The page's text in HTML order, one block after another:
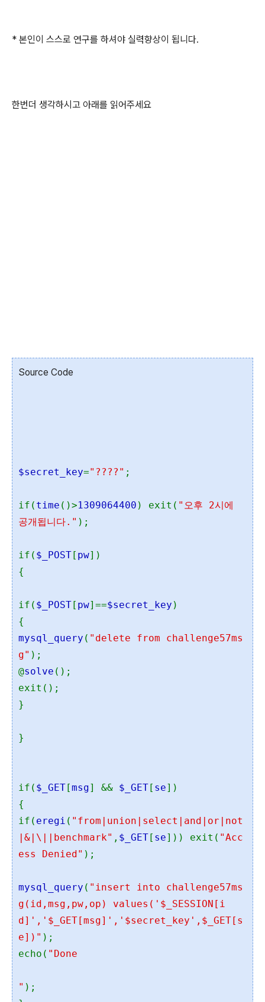
* 본인이 스스로 연구를 하셔야 실력향상이 됩니다.
한번더 생각하시고 아래를 읽어주세요
Source Code
$secret_key="????" ;
if( time ()>1309064400 ) exit( "오후 2시에
공개됩니다." );
if( $_POST[ pw])
{
if( $_POST[ pw]==$secret_key )
{
mysql_query ( "delete from challenge57ms
g" );
@solve ();
exit();
}
}
if( $_GET[msg] && $_GET[ se])
{
if( eregi ( "from|union|select|and|or|not
|&|\||benchmark" , $_GET[ se])) exit( "Acc
ess Denied" );
mysql_query ( "insert into challenge57ms
g(id,msg,pw,op) values('$_SESSION[i
d]','$_GET[msg]','$secret_key',$_GET[s
e])" );
echo( "Done
" );